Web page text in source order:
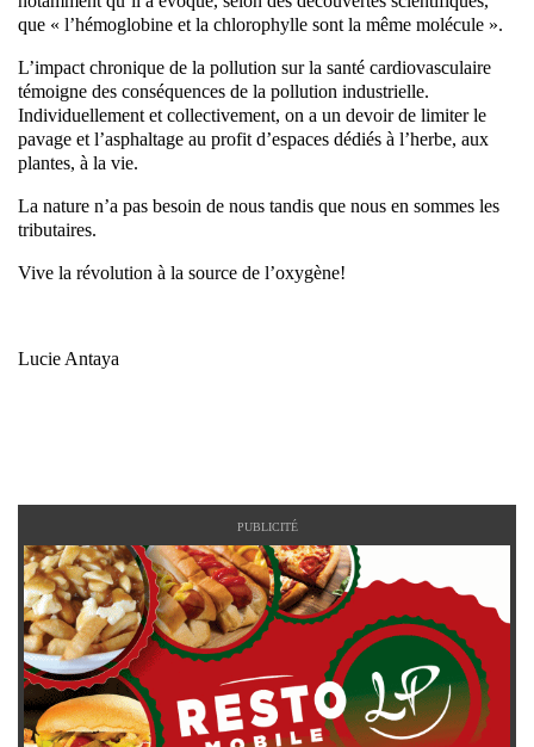
que « l’hémoglobine et la chlorophylle sont la même molécule ».
L’impact chronique de la pollution sur la santé cardiovasculaire
témoigne des conséquences de la pollution industrielle.
Individuellement et collectivement, on a un devoir de limiter le
pavage et l’asphaltage au profit d’espaces dédiés à l’herbe, aux
plantes, à la vie.
La nature n’a pas besoin de nous tandis que nous en sommes les
tributaires.
Vive la révolution à la source de l’oxygène!
Lucie Antaya
PUBLICITÉ